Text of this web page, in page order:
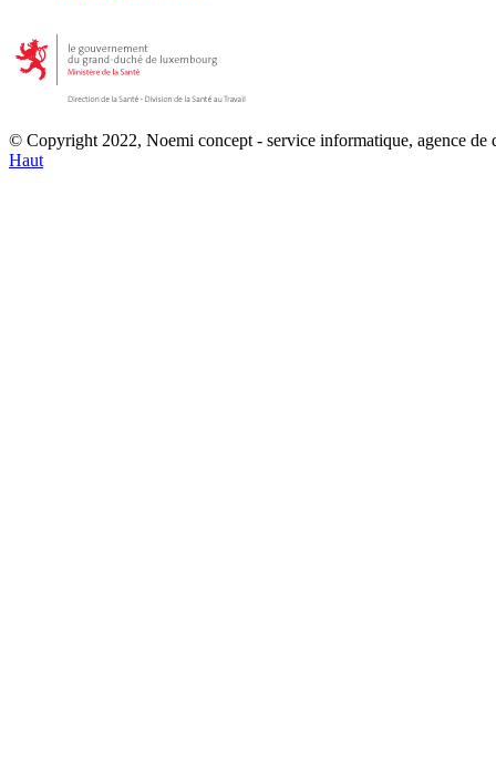
© Copyright 2022, Noemi concept - service informatique, agence
Haut